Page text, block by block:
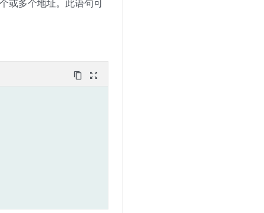
或多个地址。此语句可
content_copy zoom_out_map